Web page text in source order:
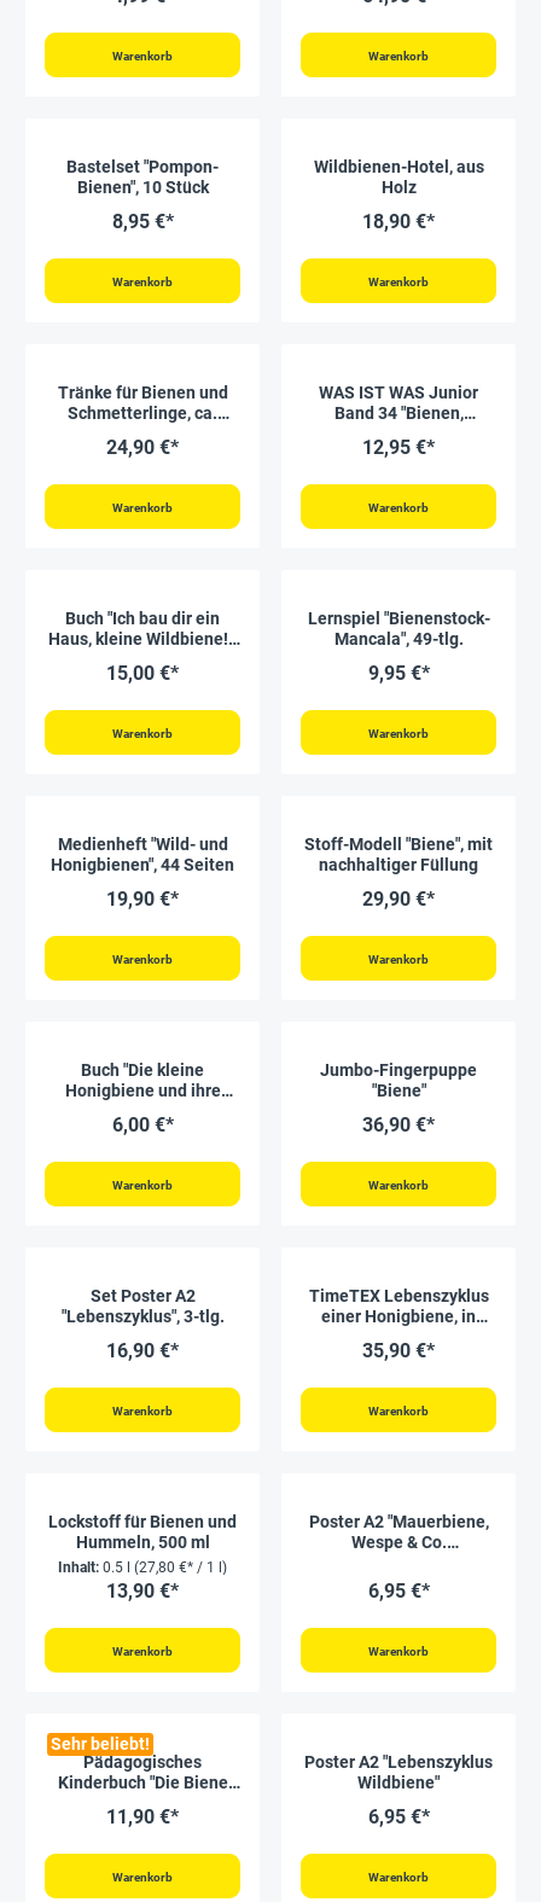
Warenkorb Warenkorb
Bastelset "Pompon-
Bienen", 10 Stück
8,95 €*
Warenkorb
Wildbienen-Hotel, aus
Holz
18,90 €*
Warenkorb
Tränke für Bienen und
Schmetterlinge, ca.
24,90 €*
Warenkorb
WAS IST WAS Junior
Band 34 "Bienen,
Seiten
12,95 €*
Warenkorb
Buch "Ich bau dir ein
Haus, kleine Wildbiene!",
15,00 €*
Warenkorb
Lernspiel "Bienenstock-
Mancala", 49-tlg.
9,95 €*
Warenkorb
Medienheft "Wild- und
Honigbienen", 44 Seiten
19,90 €*
Warenkorb
Stoff-Modell "Biene", mit
nachhaltiger Füllung
29,90 €*
Warenkorb
Buch "Die kleine
Honigbiene und ihre
60 Aufklebern
6,00 €*
Warenkorb
Jumbo-Fingerpuppe
"Biene"
36,90 €*
Warenkorb
Set Poster A2
"Lebenszyklus", 3-tlg.
16,90 €*
Warenkorb
TimeTEX Lebenszyklus
einer Honigbiene, in
Premium"
35,90 €*
Warenkorb
Lockstoff für Bienen und
Hummeln, 500 ml
Inhalt: 0.5 l (27,80 €* / 1 l)
13,90 €*
Warenkorb
Poster A2 "Mauerbiene,
Wespe & Co.
6,95 €*
Warenkorb
Sehr beliebt!
Pädagogisches
Kinderbuch "Die Biene
11,90 €*
Warenkorb
Poster A2 "Lebenszyklus
Wildbiene"
6,95 €*
Warenkorb